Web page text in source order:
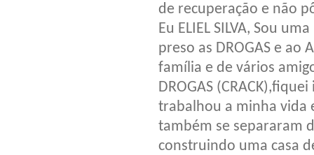
de recuperação e não
Eu ELIEL SILVA, Sou
preso as DROGAS e ao
família e de vários
DROGAS
trabalhou a minha vida
também se separaram
construindo uma casa